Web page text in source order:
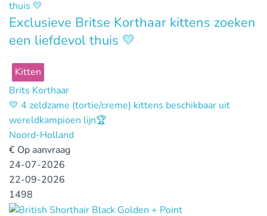
Exclusieve Britse Korthaar kittens zoeken
een liefdevol thuis 💛
Kitten
Brits Korthaar
💛 4 zeldzame (tortie/creme) kittens beschikbaar uit
wereldkampioen lijn🏆
Noord-Holland
€ Op aanvraag
24-07-2026
22-09-2026
1498